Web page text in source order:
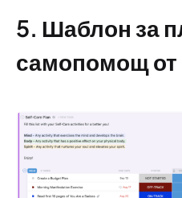
5. Шаблон за
самопомощ